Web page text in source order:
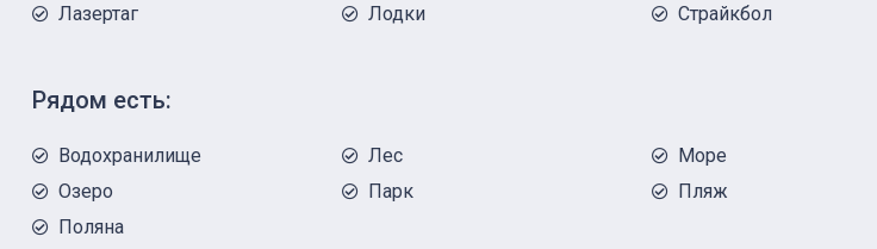
Лазертаг
Лодки Страйкбол
Рядом есть:
Водохранилище Лес
Море
Озеро
Парк
Пляж
Поляна